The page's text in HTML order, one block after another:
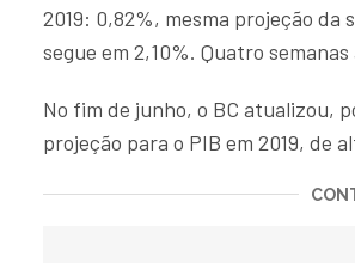
2019: 0,82%, mesma projeção da
segue em 2,10%. Quatro
No fim de junho, o BC atualizou,
projeção para o PIB em 2019, de